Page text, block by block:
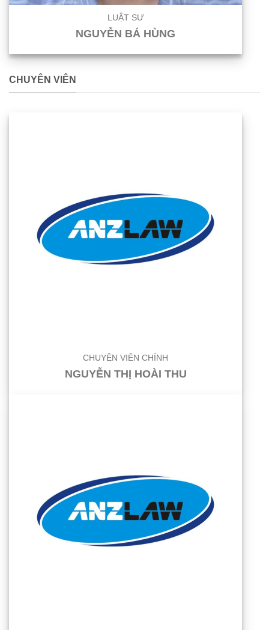
LUẬT SƯ
NGUYỄN BÁ HÙNG
CHUYÊN VIÊN
CHUYÊN VIÊN CHÍNH
NGUYỄN THỊ HOÀI THU